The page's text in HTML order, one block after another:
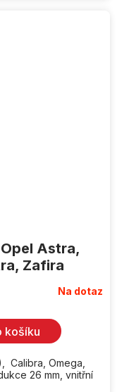
Astra,
Zafira
Na dotaz
košíku
Calibra, Omega,
26 mm, vnitřní